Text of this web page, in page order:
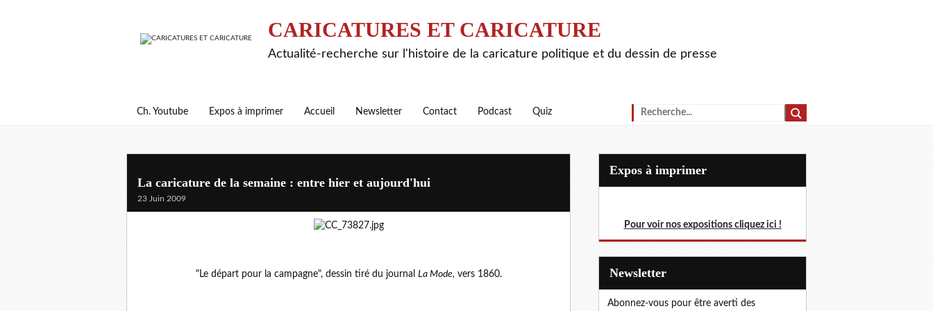
CARICATURES ET CARICATURE
Actualité-recherche sur l'histoire de la caricature politique et du dessin de presse
Ch. Youtube Expos à imprimer Accueil Newsletter Contact Podcast Quiz
La caricature de la semaine : entre hier et aujourd'hui
23 Juin 2009
"Le départ pour la campagne", dessin tiré du journal La Mode, vers 1860.
Expos à imprimer
Pour voir nos expositions cliquez ici !
Newsletter
Abonnez-vous pour être averti des